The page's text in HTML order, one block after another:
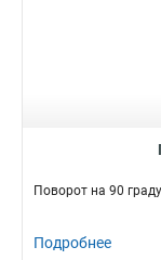
Поворот на 90
Подробнее